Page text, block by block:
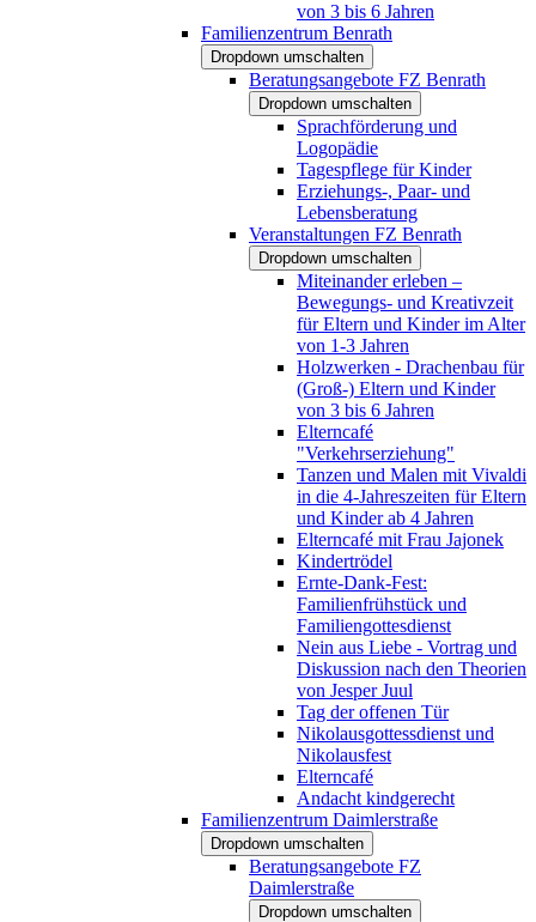
von 3 bis 6 Jahren
Familienzentrum Benrath
Dropdown umschalten
Beratungsangebote FZ Benrath
Dropdown umschalten
Sprachförderung und
Logopädie
Tagespflege für Kinder
Erziehungs-, Paar- und
Lebensberatung
Veranstaltungen FZ Benrath
Dropdown umschalten
Miteinander erleben –
Bewegungs- und Kreativzeit
für Eltern und Kinder im Alter
von 1-3 Jahren
Holzwerken - Drachenbau für
(Groß-) Eltern und Kinder
von 3 bis 6 Jahren
Elterncafé
"Verkehrserziehung"
Tanzen und Malen mit Vivaldi
in die 4-Jahreszeiten für Eltern
und Kinder ab 4 Jahren
Elterncafé mit Frau Jajonek
Kindertrödel
Ernte-Dank-Fest:
Familienfrühstück und
Familiengottesdienst
Nein aus Liebe - Vortrag und
Diskussion nach den Theorien
von Jesper Juul
Tag der offenen Tür
Nikolausgottessdienst und
Nikolausfest
Elterncafé
Andacht kindgerecht
Familienzentrum Daimlerstraße
Dropdown umschalten
Beratungsangebote FZ
Daimlerstraße
Dropdown umschalten